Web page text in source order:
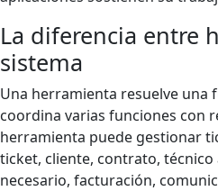
La diferencia entre
sistema
Una herramienta resuelve una
coordina varias funciones con
herramienta puede gestionar
ticket, cliente, contrato,
necesario, facturación,